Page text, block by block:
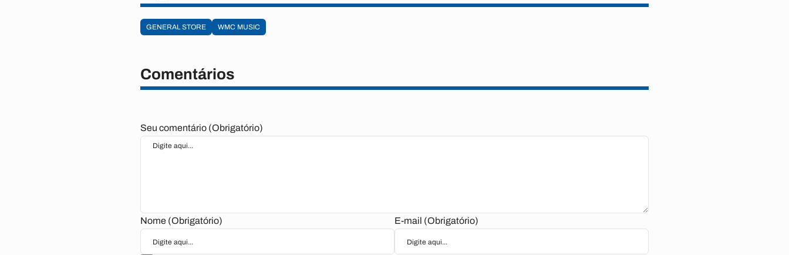
GENERAL STORE WMC MUSIC
Comentários
Seu comentário (Obrigatório)
Nome (Obrigatório) E-mail (Obrigatório)